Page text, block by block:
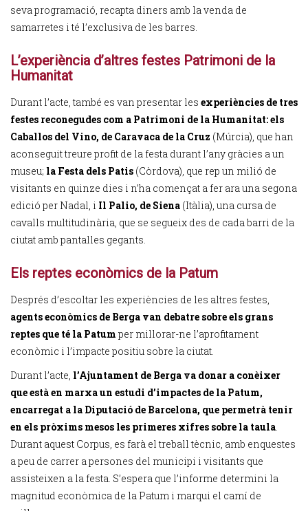
seva programació, recapta diners amb la venda de
samarretes i té l’exclusiva de les barres.
L’experiència d’altres festes Patrimoni de la
Humanitat
Durant l’acte, també es van presentar les experiències de tres
festes reconegudes com a Patrimoni de la Humanitat: els
Caballos del Vino, de Caravaca de la Cruz (Múrcia), que han
aconseguit treure profit de la festa durant l’any gràcies a un
museu; la Festa dels Patis (Còrdova), que rep un milió de
visitants en quinze dies i n’ha començat a fer ara una segona
edició per Nadal, i Il Palio, de Siena (Itàlia), una cursa de
cavalls multitudinària, que se segueix des de cada barri de la
ciutat amb pantalles gegants.
Els reptes econòmics de la Patum
Després d’escoltar les experiències de les altres festes,
agents econòmics de Berga van debatre sobre els grans
reptes que té la Patum per millorar-ne l’aprofitament
econòmic i l’impacte positiu sobre la ciutat.
Durant l’acte, l’Ajuntament de Berga va donar a conèixer
que està en marxa un estudi d’impactes de la Patum,
encarregat a la Diputació de Barcelona, que permetrà tenir
en els pròxims mesos les primeres xifres sobre la taula.
Durant aquest Corpus, es farà el treball tècnic, amb enquestes
a peu de carrer a persones del municipi i visitants que
assisteixen a la festa. S’espera que l’informe determini la
magnitud econòmica de la Patum i marqui el camí de